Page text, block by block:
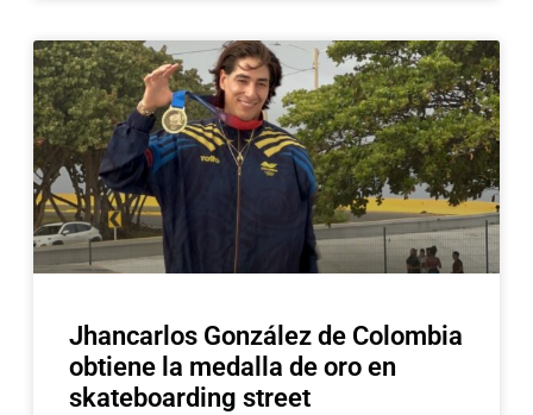
Jhancarlos González de Colombia
obtiene la medalla de oro en
skateboarding street